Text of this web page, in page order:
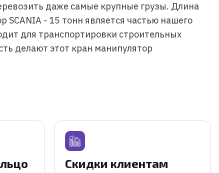
даже самые крупные грузы. Длина
SCANIA - 15 тонн является частью нашего
для транспортировки строительных
делают этот кран манипулятор
Скидки клиентам